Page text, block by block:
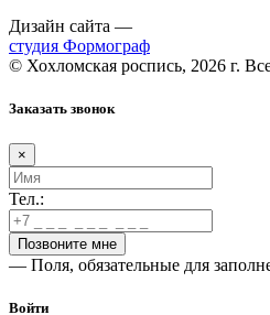
Дизайн сайта —
студия Формограф
© Хохломская роспись, 2026 г.
Заказать звонок
×
Тел.:
— Поля, обязательные для
Войти